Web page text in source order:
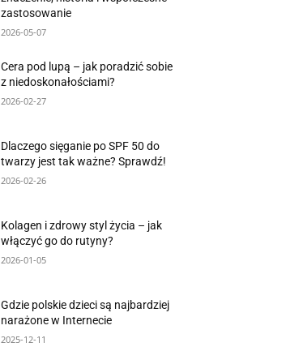
zastosowanie
2026-05-07
Cera pod lupą – jak poradzić sobie
z niedoskonałościami?
2026-02-27
Dlaczego sięganie po SPF 50 do
twarzy jest tak ważne? Sprawdź!
2026-02-26
Kolagen i zdrowy styl życia – jak
włączyć go do rutyny?
2026-01-05
Gdzie polskie dzieci są najbardziej
narażone w Internecie
2025-12-11